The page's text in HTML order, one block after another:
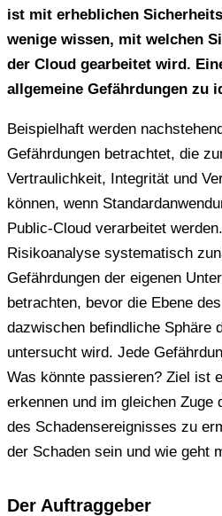
ist mit erheblichen
wenige wissen, mit welchen
der Cloud gearbeitet wird.
allgemeine Gefährdungen zu
Beispielhaft werden
Gefährdungen betrachtet, die
Vertraulichkeit, Integrität und
können, wenn
Public-Cloud verarbeitet
Risikoanalyse systematisch
Gefährdungen der eigenen
betrachten, bevor die Ebene
dazwischen befindliche Sphäre
untersucht wird. Jede
Was könnte passieren? Ziel ist
erkennen und im gleichen Zuge
des Schadensereignisses zu
der Schaden sein und wie geht
Der Auftraggeber